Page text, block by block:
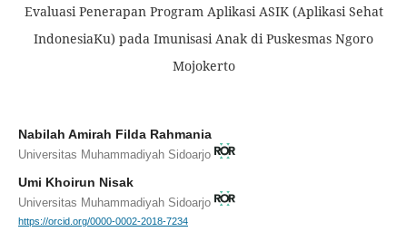
Evaluasi Penerapan Program Aplikasi ASIK (Aplikasi Sehat
IndonesiaKu) pada Imunisasi Anak di Puskesmas Ngoro
Mojokerto
Nabilah Amirah Filda Rahmania
Universitas Muhammadiyah Sidoarjo
Umi Khoirun Nisak
Universitas Muhammadiyah Sidoarjo
https://orcid.org/0000-0002-2018-7234